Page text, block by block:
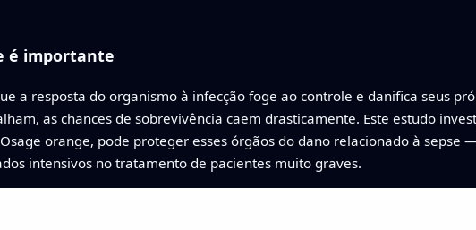
é importante
a resposta do organismo à infecção foge ao controle e danifica seus
as chances de sobrevivência caem drasticamente. Este estudo
orange, pode proteger esses órgãos do dano relacionado à sepse
intensivos no tratamento de pacientes muito graves.